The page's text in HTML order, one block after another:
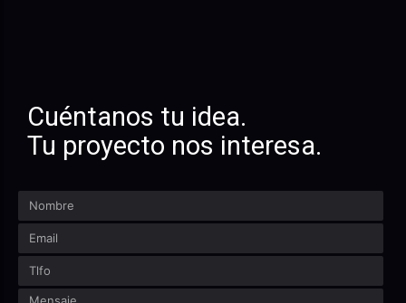
Cuéntanos tu idea.
Tu proyecto nos interesa.